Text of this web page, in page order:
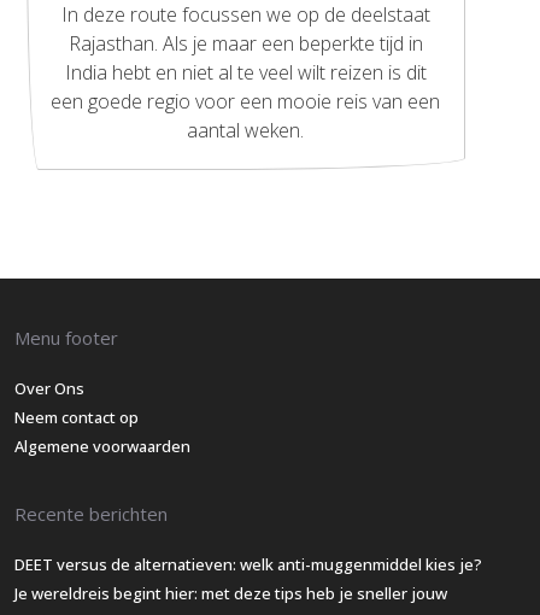
In deze route focussen we op de deelstaat
Rajasthan. Als je maar een beperkte tijd in
India hebt en niet al te veel wilt reizen is dit
een goede regio voor een mooie reis van een
aantal weken.
Menu footer
Over Ons
Neem contact op
Algemene voorwaarden
Recente berichten
DEET versus de alternatieven: welk anti-muggenmiddel kies je?
Je wereldreis begint hier: met deze tips heb je sneller jouw